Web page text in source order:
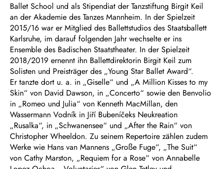
Ballet School und als Stipendiat der Tanzstiftung Birgit Keil
an der Akademie des Tanzes Mannheim. In der Spielzeit
2015/16 war er Mitglied des Ballettstudios des Staatsballett
Karlsruhe, im darauf folgenden Jahr wechselte er ins
Ensemble des Badischen Staatstheater. In der Spielzeit
2018/2019 ernennt ihn Ballettdirektorin Birgit Keil zum
Solisten und Preisträger des „Young Star Ballet Award“.
Er tanzte dort u. a. in „Giselle“ und „A Million Kisses to my
Skin“ von David Dawson, in „Concerto“ sowie den Benvolio
in „Romeo und Julia“ von Kenneth MacMillan, den
Wassermann Vodník in Jiří Bubeníčeks Neukreation
„Rusalka“, in „Schwanensee“ und „After the Rain“ von
Christopher Wheeldon. Zu seinem Repertoire zählen zudem
Werke wie Hans van Mannens „Große Fuge“, „The Suit“
von Cathy Marston, „Requiem for a Rose“ von Annabelle